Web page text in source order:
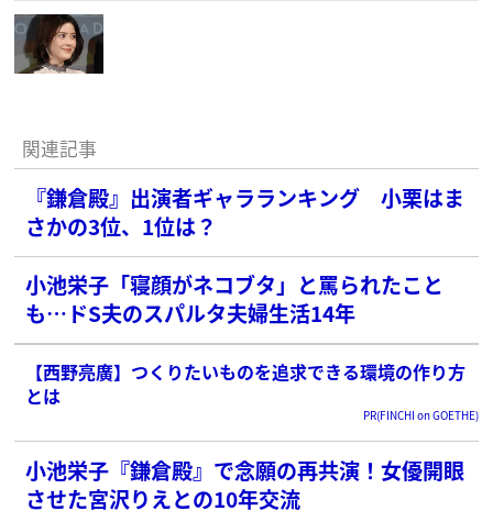
関連記事
『鎌倉殿』出演者ギャラランキング 小栗はま
さかの3位、1位は？
小池栄子「寝顔がネコブタ」と罵られたこと
も…ドS夫のスパルタ夫婦生活14年
【西野亮廣】つくりたいものを追求できる環境の作り方
とは
PR(FINCHI on GOETHE)
小池栄子『鎌倉殿』で念願の再共演！女優開眼
させた宮沢りえとの10年交流